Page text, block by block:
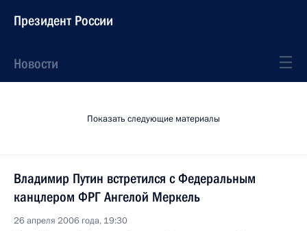
Президент России
Новости
Показать следующие материалы
Владимир Путин встретился с Федеральным
канцлером ФРГ Ангелой Меркель
26 апреля 2006 года, 19:30